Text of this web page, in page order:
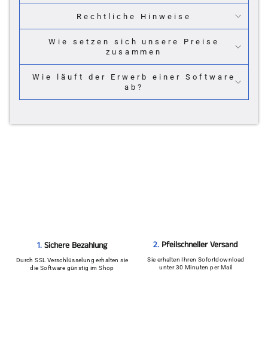
Rechtliche Hinweise
Wie setzen sich unsere Preise
zusammen
Wie läuft der Erwerb einer Software
ab?
1.Sichere Bezahlung
Durch SSL Verschlüsselung erhalten sie
die Software günstig im Shop
2. Pfeilschneller Versand
Sie erhalten Ihren Sofortdownload
unter 30 Minuten per Mail